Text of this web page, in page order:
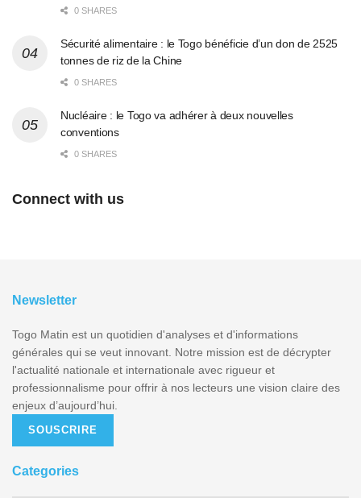
0 SHARES
Sécurité alimentaire : le Togo bénéficie d’un don de 2525
tonnes de riz de la Chine
0 SHARES
Nucléaire : le Togo va adhérer à deux nouvelles
conventions
0 SHARES
Connect with us
Newsletter
Togo Matin est un quotidien d'analyses et d'informations
générales qui se veut innovant. Notre mission est de décrypter
l'actualité nationale et internationale avec rigueur et
professionnalisme pour offrir à nos lecteurs une vision claire des
enjeux d’aujourd’hui.
SOUSCRIRE
Categories